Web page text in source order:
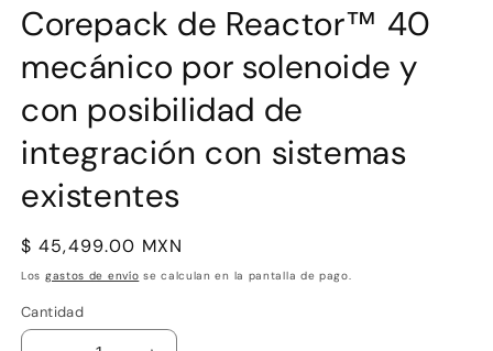
modal
Corepack de Reactor™ 40
mecánico por solenoide y
con posibilidad de
integración con sistemas
existentes
Precio
habitual
$ 45,499.00 MXN
Los gastos de envío se calculan en la pantalla de pago.
Cantidad